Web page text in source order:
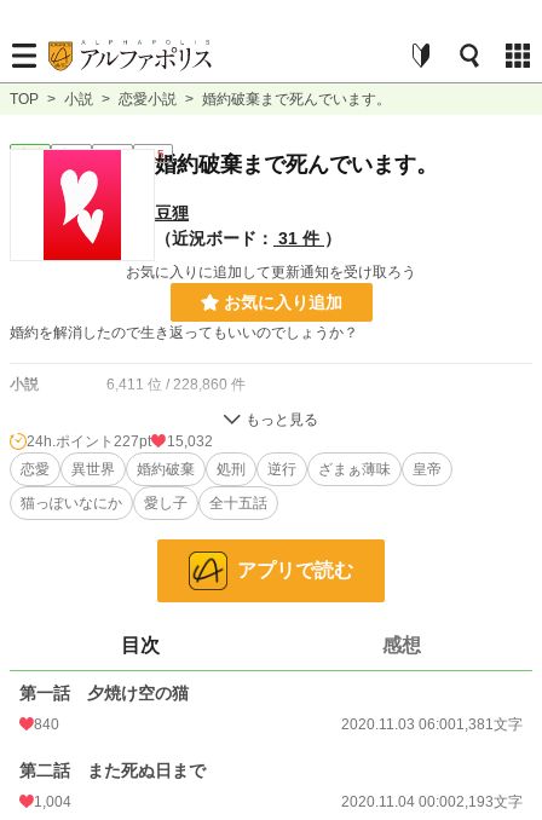
TOP > 小説 > 恋愛小説 > 婚約破棄まで死んでいます。
完結 短編 R15婚約破棄まで死んでいます。
豆狸
（近況ボード： 31 件 ）
お気に入りに追加して更新通知を受け取ろう
お気に入り追加
婚約を解消したので生き返ってもいいのでしょうか？
小説 6,411 位 / 228,860 件
3,025 位 / 66,380 件
お気に入り 2,779
24h.ポイント 227 pt
2020.11.17 00:00
2020.11.03 06:00
初回完結日時 2020.11.17 00:09
週間ポイント
月間ポイント 6,434 pt (6,732 位)
年間ポイント
24h.ポイント 227pt
15,032
恋愛
異世界 婚約破棄 処刑 逆行 ざまぁ薄味
皇帝
猫っぽいなにか
愛し子 全十五話
アプリで読む
目次 感想
第一話 夕焼け空の猫
840 2020.11.03 06:001,381文字
第二話 また死ぬ日まで
1,004 2020.11.04 00:002,193文字